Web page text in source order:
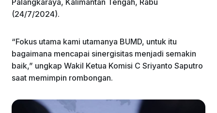
(24/7/2024).
“Fokus utama kami utamanya BUMD, untuk itu
bagaimana mencapai sinergisitas menjadi semakin
baik,” ungkap Wakil Ketua Komisi C Sriyanto Saputro
saat memimpin rombongan.